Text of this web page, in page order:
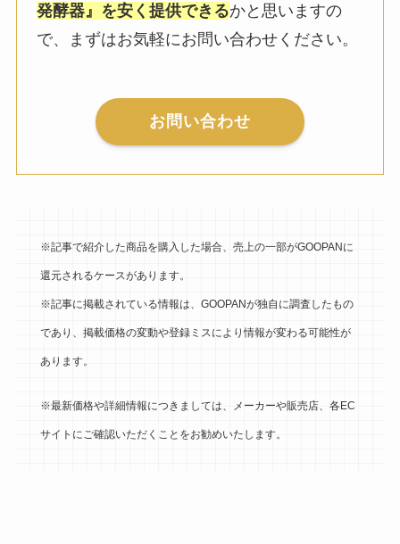
発酵器』を安く提供できるかと思いますの
で、まずはお気軽にお問い合わせください。
お問い合わせ
※記事で紹介した商品を購入した場合、売上の一部がGOOPANに
還元されるケースがあります。
※記事に掲載されている情報は、GOOPANが独自に調査したもの
であり、掲載価格の変動や登録ミスにより情報が変わる可能性が
あります。
※最新価格や詳細情報につきましては、メーカーや販売店、各EC
サイトにご確認いただくことをお勧めいたします。